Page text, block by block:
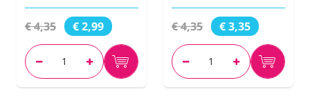
€ 4,35 € 2,99 € 4,35 € 3,35